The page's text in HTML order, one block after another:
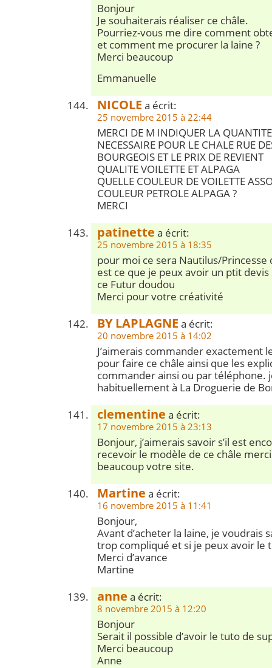
Bonjour
Je souhaiterais réaliser ce châle.
Pourriez-vous me dire comment
et comment me procurer la laine ?
Merci beaucoup
Emmanuelle
NICOLE a écrit:
25 novembre 2015 à 22:44
MERCI DE M INDIQUER LA
NECESSAIRE POUR LE CHALE RUE
BOURGEOIS ET LE PRIX DE REVIENT
QUALITE VOILETTE ET ALPAGA
QUELLE COULEUR DE VOILETTE
COULEUR PETROLE ALPAGA ?
MERCI
patinette a écrit:
25 novembre 2015 à 18:35
pour moi ce sera Nautilus/Princesse
est ce que je peux avoir un ptit devis
ce Futur doudou
Merci pour votre créativité
BY LAPLAGNE a écrit:
20 novembre 2015 à 14:02
J’aimerais commander exactement
pour faire ce châle ainsi que les
commander ainsi ou par téléphone.
habituellement à La Droguerie de
clementine a écrit:
17 novembre 2015 à 23:13
Bonjour, j’aimerais savoir s’il est
recevoir le modèle de ce châle merci
beaucoup votre site.
Martine a écrit:
16 novembre 2015 à 11:41
Bonjour,
Avant d’acheter la laine, je voudrais
trop compliqué et si je peux avoir le
Merci d’avance
Martine
anne a écrit:
8 novembre 2015 à 12:20
Bonjour
Serait il possible d’avoir le tuto de
Merci beaucoup
Anne